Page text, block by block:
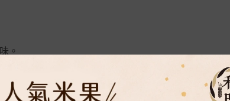
。
整）。
加 20-30ml 的水。
後「悶 10-15 分鐘」，再用飯勺輕輕拌勻，讓多餘